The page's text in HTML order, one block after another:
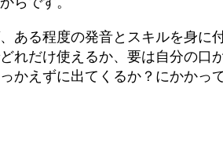
ある程度の発音とスキルを身に
れだけ使えるか、要は自分の口
かえずに出てくるか？にかかっ